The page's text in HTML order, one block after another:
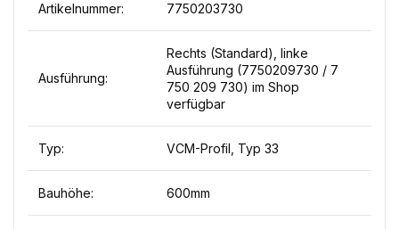
Artikelnummer: 7750203730
Ausführung:
Rechts (Standard), linke
Ausführung (7750209730 / 7
750 209 730) im Shop
verfügbar
Typ: VCM-Profil, Typ 33
Bauhöhe: 600mm